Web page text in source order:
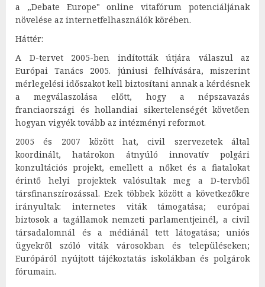
a „Debate Europe" online vitafórum potenciáljának
növelése az internetfelhasználók körében.
Háttér:
A D-tervet 2005-ben indították útjára válaszul az
Európai Tanács 2005. júniusi felhívására, miszerint
mérlegelési időszakot kell biztosítani annak a kérdésnek
a megválaszolása előtt, hogy a népszavazás
franciaországi és hollandiai sikertelenségét követően
hogyan vigyék tovább az intézményi reformot.
2005 és 2007 között hat, civil szervezetek által
koordinált, határokon átnyúló innovatív polgári
konzultációs projekt, emellett a nőket és a fiatalokat
érintő helyi projektek valósultak meg a D-tervből
társfinanszírozással. Ezek többek között a következőkre
irányultak: internetes viták támogatása; európai
biztosok a tagállamok nemzeti parlamentjeinél, a civil
társadalomnál és a médiánál tett látogatása; uniós
ügyekről szóló viták városokban és településeken;
Európáról nyújtott tájékoztatás iskolákban és polgárok
fórumain.